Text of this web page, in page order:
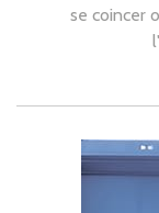
se coincer